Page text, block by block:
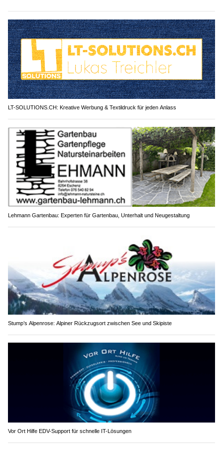
LT-SOLUTIONS.CH: Kreative Werbung & Textildruck für jeden Anlass
Lehmann Gartenbau: Experten für Gartenbau, Unterhalt und Neugestaltung
Stump’s Alpenrose: Alpiner Rückzugsort zwischen See und Skipiste
Vor Ort Hilfe EDV-Support für schnelle IT-Lösungen